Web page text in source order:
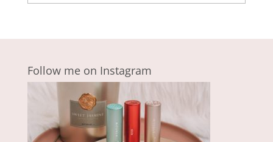
Follow me on Instagram